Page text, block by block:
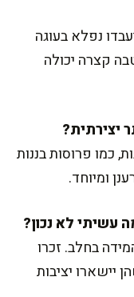
נפלא בעוגה
קצרה יכולה
כמו פרוסות בננות
ומיוחד.
בחלב. זכרו
יישארו יציבות